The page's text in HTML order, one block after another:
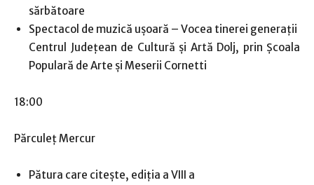
sărbătoare
Spectacol de muzică ușoară – Vocea tinerei generații
Centrul Județean de Cultură și Artă Dolj, prin Școala
Populară de Arte și Meserii Cornetti
18:00
Părculeț Mercur
Pătura care citește, ediția a VIII a